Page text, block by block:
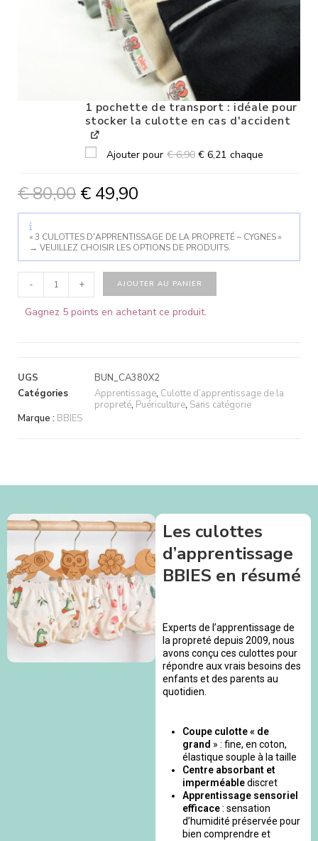
1 pochette de transport : idéale pour
stocker la culotte en cas d'accident
Ajouter pour €6,90 € 6,21 chaque
€80,00 € 49,90
« 3 CULOTTES D'APPRENTISSAGE DE LA PROPRETÉ – CYGNES »
→ VEUILLEZ CHOISIR LES OPTIONS DE PRODUITS.
- + AJOUTER AU PANIER
Gagnez 5 points en achetant ce produit.
UGS
BUN_CA380X2
Catégories
Apprentissage, Culotte d’apprentissage de la
propreté, Puériculture, Sans catégorie
Marque : BBIES
Les culottes
d’apprentissage
BBIES en résumé
Experts de l’apprentissage de
la propreté depuis 2009, nous
avons conçu ces culottes pour
répondre aux vrais besoins des
enfants et des parents au
quotidien.
Coupe culotte « de
grand » : fine, en coton,
élastique souple à la taille
Centre absorbant et
imperméablediscret
Apprentissage sensoriel
efficace: sensation
d’humidité préservée pour
bien comprendre et